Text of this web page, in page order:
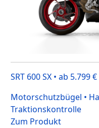
SRT 600 SX • ab 5.799 €
Motorschutzbügel •
Traktionskontrolle
Zum Produkt